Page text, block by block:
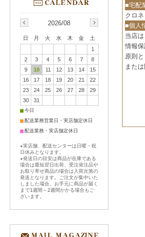
■宅配
クロ
■個人
当店
情報
原則
また
2026/08
日 月 火 水 木 金
土
1
2
3 4 5 6 7
8
9
10 11 12 13 14
15
16
17 18 19 20 21
22
23
24 25 26 27 28
29
30
31
■今日
■配送業務営業日・実店舗定休日
■配送業務・実店舗定休日
★実店舗、配送センターは日曜・祝
日休みとなります。
★発送日の目安は商品が在庫である
場合は最短翌日出荷、受注発注品や
お取り寄せ商品の場合は入荷次第の
発送となります。ご注文が集中いた
しました場合、お手元に商品が届く
まで1週間～2週間かかる場合もご
ざいます。